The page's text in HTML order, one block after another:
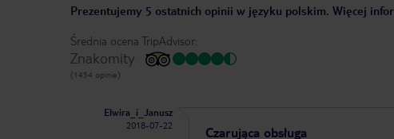
Prezentujemy 5 ostatnich opinii w języku polskim. Więcej
Średnia ocena TripAdvisor:
Znakomity
(1454 opinie)
Elwira_i_Janusz
2018-07-22
Czarująca obsługa